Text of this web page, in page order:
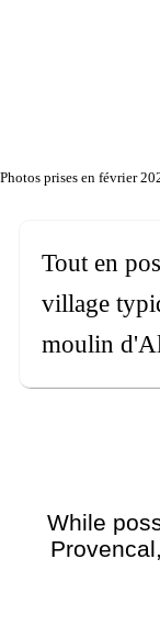
Photos prises en février
Tout en
village
moulin
While